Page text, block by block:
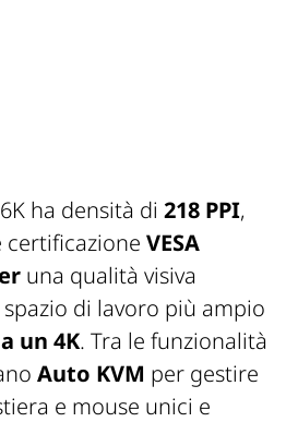
ha densità di 218 PPI,
certificazione VESA
una qualità visiva
di lavoro più ampio
un 4K. Tra le funzionalità
Auto KVM per gestire
e mouse unici e